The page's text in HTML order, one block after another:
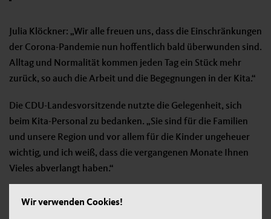
Julia Klöckner: „Wir alle freuen uns, dass die Einschränkungen
der Corona-Pandemie nun hoffentlich bald überwunden sind.
Alltag und Normalität kommen jeden Tag ein Stück mehr
zurück, so auch die Arbeit und die Begegnungen in der Kita.“
Die CDU-Landesvorsitzende nutzte die Gelegenheit, sich
beim Kita-Personal zu bedanken. „Sie sind für die Familien
und unsere Region und vor allem für die Kinder ungeheuer
wichtig, und ich weiß, dass die vergangenen Monate Ihnen
Vieles abverlangt haben.“
Wir verwenden Cookies!